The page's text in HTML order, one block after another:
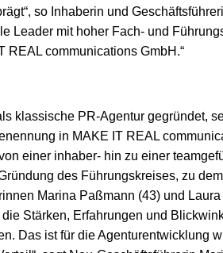
so Inhaberin und
Leader mit hoher Fach- und
REAL communications GmbH.“
klassische PR-Agentur gegründet,
in MAKE IT REAL
einer inhaber- hin zu einer
des Führungskreises, zu
Marina Paßmann (43) und
Stärken, Erfahrungen und
Das ist für die Agenturentwicklung